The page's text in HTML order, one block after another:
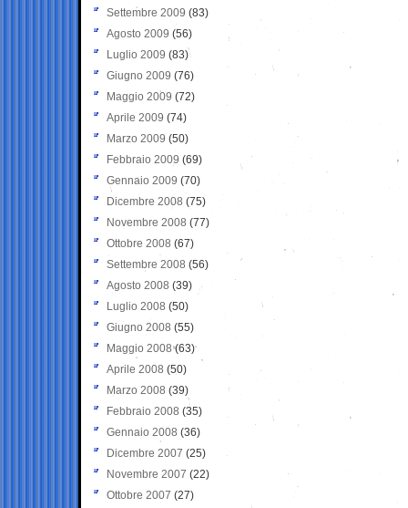
Settembre 2009 (83)
Agosto 2009 (56)
Luglio 2009 (83)
Giugno 2009 (76)
Maggio 2009 (72)
Aprile 2009 (74)
Marzo 2009 (50)
Febbraio 2009 (69)
Gennaio 2009 (70)
Dicembre 2008 (75)
Novembre 2008 (77)
Ottobre 2008 (67)
Settembre 2008 (56)
Agosto 2008 (39)
Luglio 2008 (50)
Giugno 2008 (55)
Maggio 2008(63)
Aprile 2008 (50)
Marzo 2008 (39)
Febbraio 2008 (35)
Gennaio 2008 (36)
Dicembre 2007 (25)
Novembre 2007 (22)
Ottobre 2007 (27)